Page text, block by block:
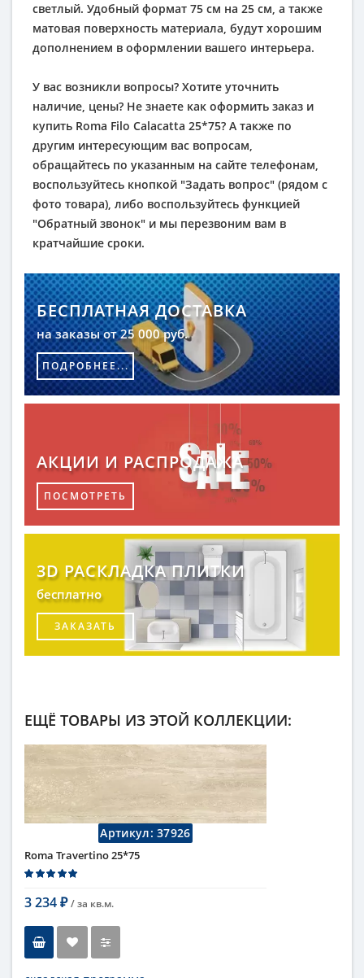
светлый. Удобный формат 75 см на 25 см, а также
матовая поверхность материала, будут хорошим
дополнением в оформлении вашего интерьера.
У вас возникли вопросы? Хотите уточнить
наличие, цены? Не знаете как оформить заказ и
купить Roma Filo Calacatta 25*75? А также по
другим интересующим вас вопросам,
обращайтесь по указанным на сайте телефонам,
воспользуйтесь кнопкой "Задать вопрос" (рядом с
фото товара), либо воспользуйтесь функцией
"Обратный звонок" и мы перезвоним вам в
кратчайшие сроки.
БЕСПЛАТНАЯ ДОСТАВКА
на заказы от 25 000 руб.
ПОДРОБНЕЕ...
АКЦИИ И РАСПРОДАЖА
ПОСМОТРЕТЬ
3D РАСКЛАДКА ПЛИТКИ
бесплатно
ЗАКАЗАТЬ
ЕЩЁ ТОВАРЫ ИЗ ЭТОЙ КОЛЛЕКЦИИ:
Артикул:37926
Roma Travertino 25*75
3 234 ₽ / за кв.м.